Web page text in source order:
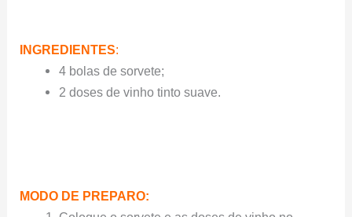
INGREDIENTES:
4 bolas de sorvete;
2 doses de vinho tinto suave.
MODO DE PREPARO: